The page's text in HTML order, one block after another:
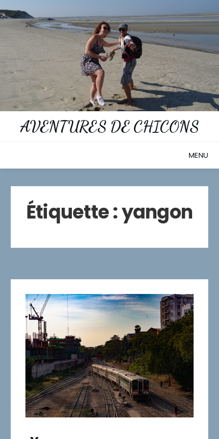
to
content
AVENTURES DE CHICONS
MENU
Étiquette :yangon